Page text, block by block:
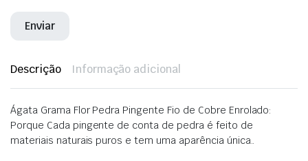
Descrição Informação adicional
Ágata Grama Flor Pedra Pingente Fio de Cobre Enrolado:
Porque Cada pingente de conta de pedra é feito de
materiais naturais puros e tem uma aparência única..